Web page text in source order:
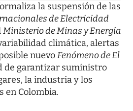
la suspensión de las
de Electricidad
Ministerio de Minas y Energía
climática, alertas
nuevoFenómeno de El
de garantizar suministro
la industria y los
en Colombia.